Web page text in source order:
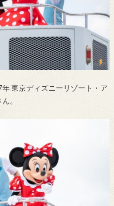
東京ディズニーリゾート・ア
。